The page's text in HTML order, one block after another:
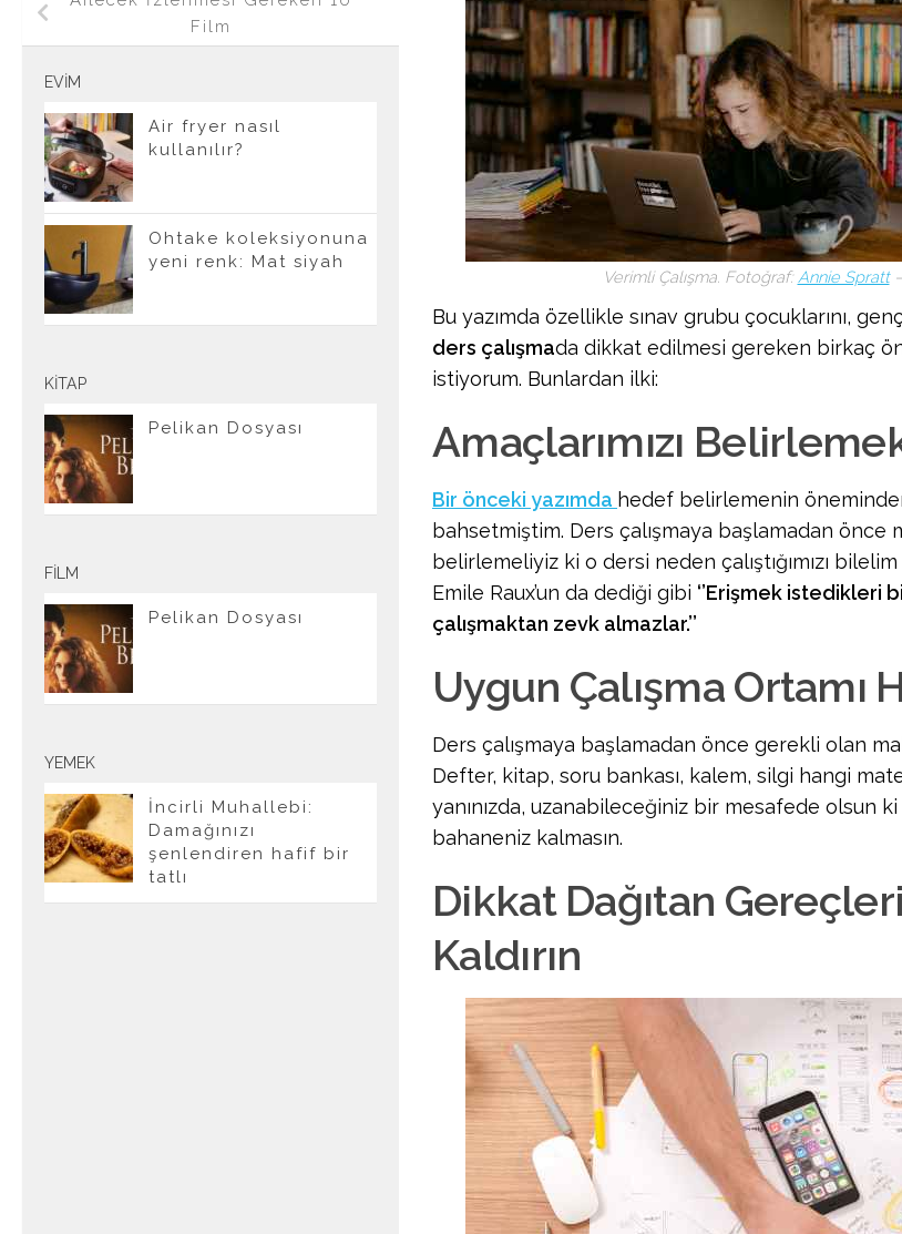
Verimli Çalışma. Fotoğraf: Annie Spratt–
Bu yazımda özellikle sınav grubu çocuklarını,
ders çalışmada dikkat edilmesi gereken birkaç
istiyorum. Bunlardan ilki:
Amaçlarımızı
Bir önceki yazımda hedef belirlemenin
bahsetmiştim. Ders çalışmaya başlamadan önce
belirlemeliyiz ki o dersi neden çalıştığımızı
Emile Raux’un da dediği gibi ‘’Erişmek istedikleri
çalışmaktan zevk almazlar.’’
Uygun Çalışma Ortamı
Ders çalışmaya başlamadan önce gerekli olan
Defter, kitap, soru bankası, kalem, silgi hangi
yanınızda, uzanabileceğiniz bir mesafede olsun
bahaneniz kalmasın.
Dikkat Dağıtan
Kaldırın
Film
EVIM
Air fryer nasıl
kullanılır?
Ohtake koleksiyonuna
yeni renk: Mat siyah
KITAP
Pelikan Dosyası
FILM
Pelikan Dosyası
YEMEK
İncirli Muhallebi:
Damağınızı
şenlendiren hafif bir
tatlı